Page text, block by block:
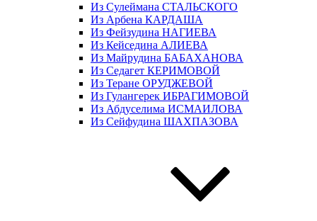
Из Сулеймана СТАЛЬСКОГО
Из Арбена КАРДАША
Из Фейзудина НАГИЕВА
Из Кейседина АЛИЕВА
Из Майрудина БАБАХАНОВА
Из Седагет КЕРИМОВОЙ
Из Теране ОРУДЖЕВОЙ
Из Гулангерек ИБРАГИМОВОЙ
Из Абдуселима ИСМАИЛОВА
Из Сейфудина ШАХПАЗОВА